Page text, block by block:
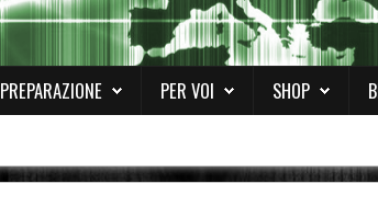
PREPARAZIONE PER VOI SHOP